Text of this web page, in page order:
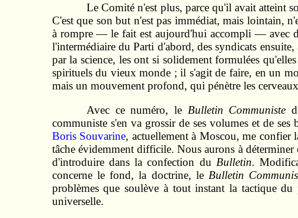
Le Comité n'est plus, parce qu'il avait atteint
C'est que son but n'est pas immédiat, mais lointain,
à rompre — le fait est aujourd'hui accompli — avec
l'intermédiaire du Parti d'abord, des syndicats
par la science, les ont si solidement formulées
spirituels du vieux monde ; il s'agit de faire, en un
mais un mouvement profond, qui pénètre les
Avec ce numéro, le Bulletin Communiste
communiste s'en va grossir de ses volumes et de
Boris Souvarine, actuellement à Moscou, me confier
tâche évidemment difficile. Nous aurons à
d'introduire dans la confection du Bulletin.
concerne le fond, la doctrine, le Bulletin
problèmes que soulève à tout instant la tactique
universelle.